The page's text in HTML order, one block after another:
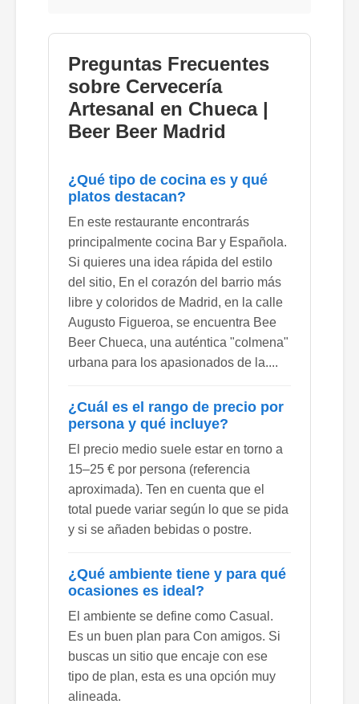
Preguntas Frecuentes
sobre Cervecería
Artesanal en Chueca |
Beer Beer Madrid
¿Qué tipo de cocina es y qué
platos destacan?
En este restaurante encontrarás
principalmente cocina Bar y Española.
Si quieres una idea rápida del estilo
del sitio, En el corazón del barrio más
libre y coloridos de Madrid, en la calle
Augusto Figueroa, se encuentra Bee
Beer Chueca, una auténtica "colmena"
urbana para los apasionados de la....
¿Cuál es el rango de precio por
persona y qué incluye?
El precio medio suele estar en torno a
15–25 € por persona (referencia
aproximada). Ten en cuenta que el
total puede variar según lo que se pida
y si se añaden bebidas o postre.
¿Qué ambiente tiene y para qué
ocasiones es ideal?
El ambiente se define como Casual.
Es un buen plan para Con amigos. Si
buscas un sitio que encaje con ese
tipo de plan, esta es una opción muy
alineada.